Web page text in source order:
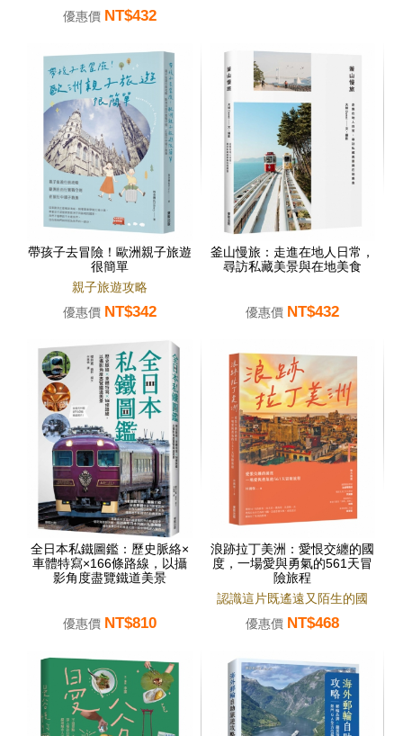
優惠價 NT$432
帶孩子去冒險！歐洲親子旅遊
很簡單
親子旅遊攻略
優惠價 NT$342
釜山慢旅：走進在地人日常，
尋訪私藏美景與在地美食
優惠價 NT$432
全日本私鐵圖鑑：歷史脈絡×
車體特寫×166條路線，以攝
影角度盡覽鐵道美景
優惠價 NT$810
浪跡拉丁美洲：愛恨交纏的國
度，一場愛與勇氣的561天冒
險旅程
認識這片既遙遠又陌生的國
度。
優惠價 NT$468